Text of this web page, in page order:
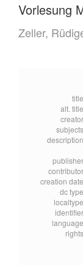
Vorlesung
Zeller,
alt.
creation
dc